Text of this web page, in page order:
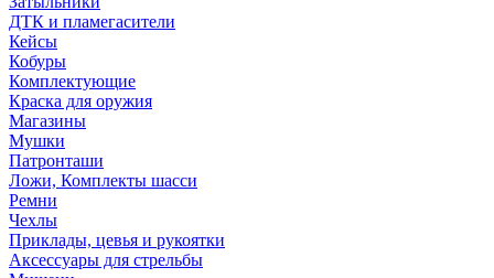
ДТК и пламегасители
Кейсы
Кобуры
Комплектующие
Краска для оружия
Магазины
Мушки
Патронташи
Ложи, Комплекты шасси
Ремни
Чехлы
Приклады, цевья и рукоятки
Аксессуары для стрельбы